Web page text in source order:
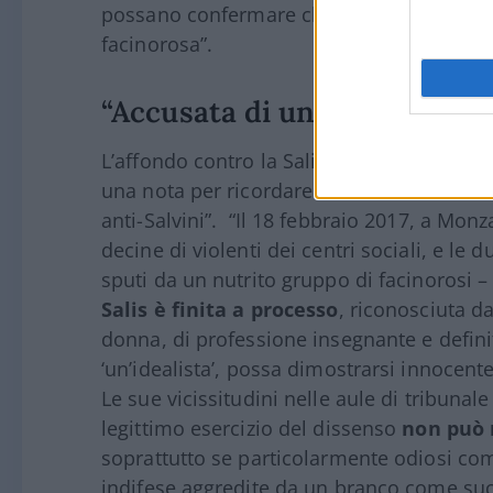
possano confermare che in classe i
facinorosa”.
“Accusata di
L’affondo contro la Salis si è ripetuto
una nota per ricordare che Ilaria “è
anti-Salvini”. “Il 18 febbraio 2017, a
decine di violenti dei centri sociali, e le
sputi da un nutrito gruppo di facinorosi
Salis è finita a processo, riconosciuta
donna, di professione insegnante e
‘un’idealista’, possa dimostrarsi
Le sue vicissitudini nelle aule di
legittimo esercizio del dissenso non può
soprattutto se particolarmente odiosi
indifese aggredite da un branco come